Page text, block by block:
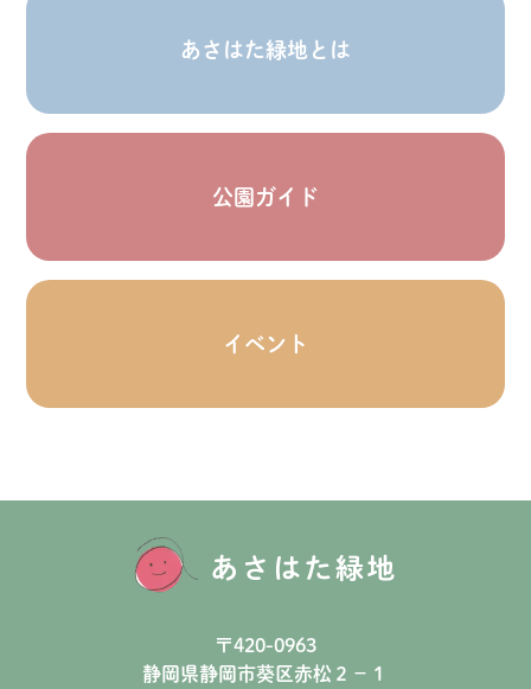
あさはた緑地とは
公園ガイド
イベント
〒420-0963
静岡県静岡市葵区赤松２−１